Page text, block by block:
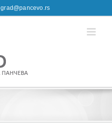
grad@pancevo.rs